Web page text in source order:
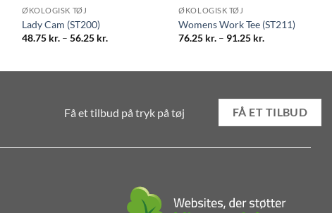
ØKOLOGISK TØJ
Lady Cam (ST200)
48.75 kr. – 56.25 kr.
ØKOLOGISK TØJ
Womens Work Tee (ST211)
76.25 kr. – 91.25 kr.
Få et tilbud på tryk på tøj FÅ ET TILBUD